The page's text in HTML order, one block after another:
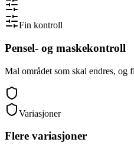
Fin kontroll
Pensel- og maskekontroll
Mal området som skal endres, og
Variasjoner
Flere variasjoner